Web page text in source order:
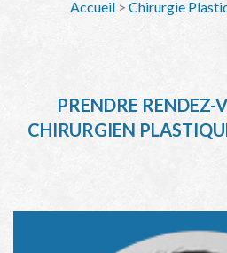
Accueil > Chirurgie
PRENDRE RENDEZ-
CHIRURGIEN